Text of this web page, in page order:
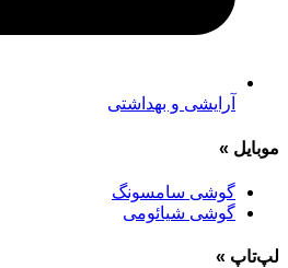
آرایشی و بهداشتی
موبایل »
گوشی سامسونگ
گوشی شیائومی
لپ‌تاپ »